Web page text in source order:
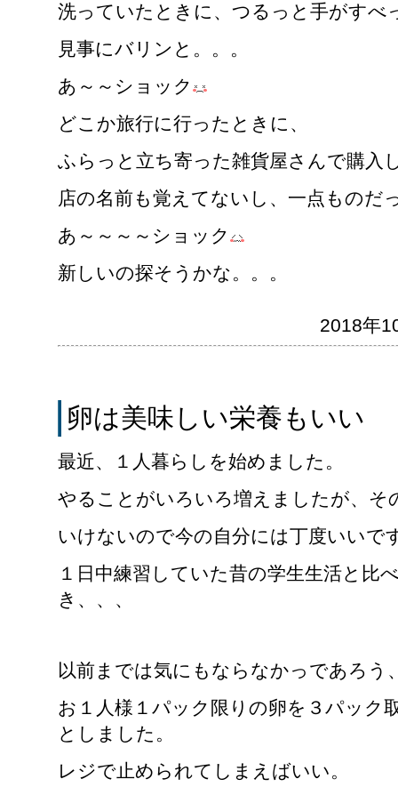
洗っていたときに、つるっと手がすべ
見事にバリンと。。。
あ～～ショック
どこか旅行に行ったときに、
ふらっと立ち寄った雑貨屋さんで購入
店の名前も覚えてないし、一点ものだ
あ～～～～ショック
新しいの探そうかな。。。
2018年
卵は美味しい栄養もいい
最近、１人暮らしを始めました。
やることがいろいろ増えましたが、そ
いけないので今の自分には丁度いいで
１日中練習していた昔の学生生活と比
き、、、
以前までは気にもならなかっであろう
お１人様１パック限りの卵を３パック
としました。
レジで止められてしまえばいい。